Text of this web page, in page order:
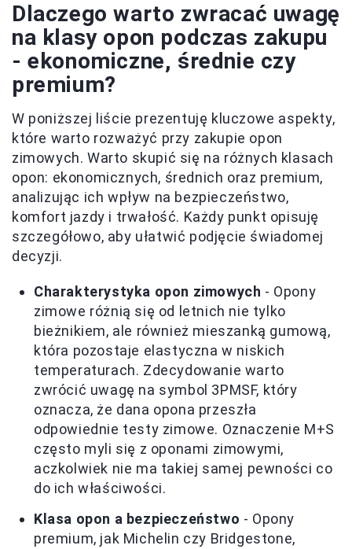
Dlaczego warto zwracać uwagę
na klasy opon podczas zakupu
- ekonomiczne, średnie czy
premium?
W poniższej liście prezentuję kluczowe aspekty,
które warto rozważyć przy zakupie opon
zimowych. Warto skupić się na różnych klasach
opon: ekonomicznych, średnich oraz premium,
analizując ich wpływ na bezpieczeństwo,
komfort jazdy i trwałość. Każdy punkt opisuję
szczegółowo, aby ułatwić podjęcie świadomej
decyzji.
Charakterystyka opon zimowych - Opony
zimowe różnią się od letnich nie tylko
bieżnikiem, ale również mieszanką gumową,
która pozostaje elastyczna w niskich
temperaturach. Zdecydowanie warto
zwrócić uwagę na symbol 3PMSF, który
oznacza, że dana opona przeszła
odpowiednie testy zimowe. Oznaczenie M+S
często myli się z oponami zimowymi,
aczkolwiek nie ma takiej samej pewności co
do ich właściwości.
Klasa opon a bezpieczeństwo - Opony
premium, jak Michelin czy Bridgestone,